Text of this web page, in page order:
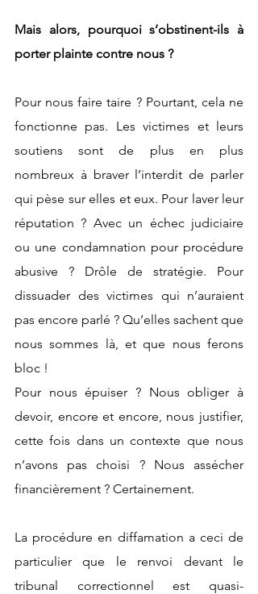
Mais alors, pourquoi s’obstinent-ils à
porter plainte contre nous ?
Pour nous faire taire ? Pourtant, cela ne
fonctionne pas. Les victimes et leurs
soutiens sont de plus en plus
nombreux à braver l’interdit de parler
qui pèse sur elles et eux. Pour laver leur
réputation ? Avec un échec judiciaire
ou une condamnation pour procédure
abusive ? Drôle de stratégie. Pour
dissuader des victimes qui n’auraient
pas encore parlé ? Qu’elles sachent que
nous sommes là, et que nous ferons
bloc !
Pour nous épuiser ? Nous obliger à
devoir, encore et encore, nous justifier,
cette fois dans un contexte que nous
n’avons pas choisi ? Nous assécher
financièrement ? Certainement.
La procédure en diffamation a ceci de
particulier que le renvoi devant le
tribunal correctionnel est quasi-